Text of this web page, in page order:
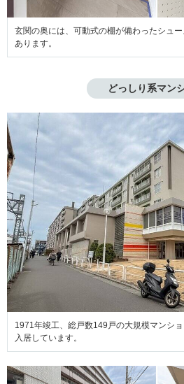
玄関の奥には、可動式の棚が備わったシュ
あります。
どっしり系マン
1971年竣工、総戸数149戸の大規模マンシ
入居しています。